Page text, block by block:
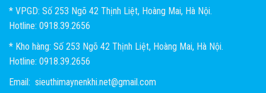
* VPGD: Số 253 Ngõ 42 Thịnh Liệt, Hoàng Mai, Hà Nội.
Hotline: 0918.39.2656
* Kho hàng: Số 253 Ngõ 42 Thịnh Liệt, Hoàng Mai, Hà Nội.
Hotline: 0918.39.2656
Email: sieuthimaynenkhi.net@gmail.com